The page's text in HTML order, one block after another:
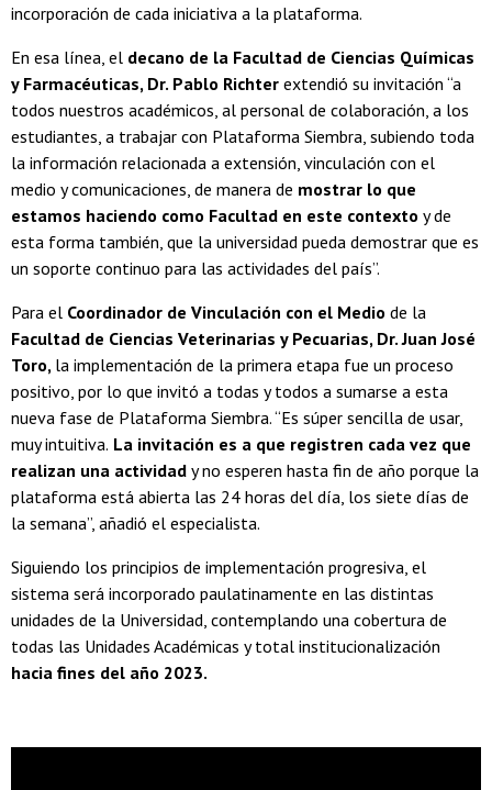
incorporación de cada iniciativa a la plataforma.
En esa línea, el decano de la Facultad de Ciencias Químicas
y Farmacéuticas, Dr. Pablo Richter extendió su invitación “a
todos nuestros académicos, al personal de colaboración, a los
estudiantes, a trabajar con Plataforma Siembra, subiendo toda
la información relacionada a extensión, vinculación con el
medio y comunicaciones, de manera de mostrar lo que
estamos haciendo como Facultad en este contexto y de
esta forma también, que la universidad pueda demostrar que es
un soporte continuo para las actividades del país”.
Para el Coordinador de Vinculación con el Medio de la
Facultad de Ciencias Veterinarias y Pecuarias, Dr. Juan José
Toro, la implementación de la primera etapa fue un proceso
positivo, por lo que invitó a todas y todos a sumarse a esta
nueva fase de Plataforma Siembra. “Es súper sencilla de usar,
muy intuitiva. La invitación es a que registren cada vez que
realizan una actividad y no esperen hasta fin de año porque la
plataforma está abierta las 24 horas del día, los siete días de
la semana”, añadió el especialista.
Siguiendo los principios de implementación progresiva, el
sistema será incorporado paulatinamente en las distintas
unidades de la Universidad, contemplando una cobertura de
todas las Unidades Académicas y total institucionalización
hacia fines del año 2023.